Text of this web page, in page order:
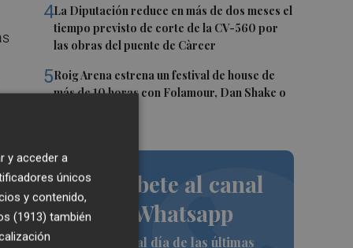
4La Diputación reduce en más de dos meses el
tiempo previsto de corte de la CV-560 por
las obras del puente de Càrcer
5Roig Arena estrena un festival de house de
más de 10 horas con Folamour, Dan Shake o
Suscríbete al canal
de Whatsapp
Siempre al día de las últimas
y acceder a
únicos
y contenido,
(1913) también